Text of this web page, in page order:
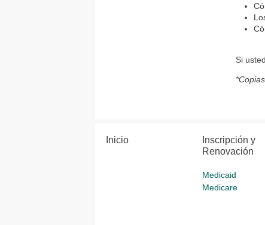
C
Si
Inicio
Inscripción y
Renovación
Medicaid
Medicare